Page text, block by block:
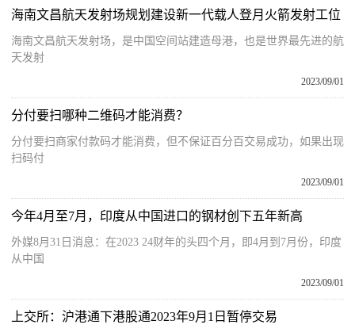
海南文昌航天发射场规划建设新一代载人登月火箭发射工位
海南文昌航天发射场，是中国空间站建造母港，也是世界最先进的航
天发射
2023/09/01
分付要扫哪种二维码才能消费？
分付要扫商家付款码才能消费，但不保证百分百交易成功，如果出现
扫码付
2023/09/01
今年4月至7月，印度从中国进口的钢材创下五年新高
外媒8月31日消息：在2023 24财年的头四个月，即4月到7月份，印度
从中国
2023/09/01
上交所：沪港通下港股通2023年9月1日暂停交易